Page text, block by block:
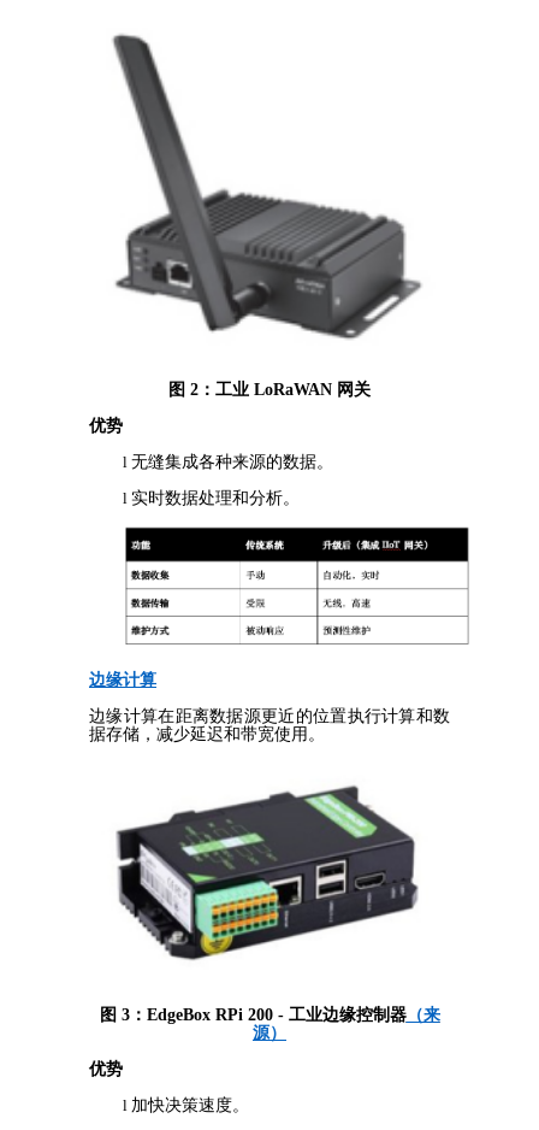
图 2：工业 LoRaWAN 网关
优势
l 无缝集成各种来源的数据。
l 实时数据处理和分析。
边缘计算
边缘计算在距离数据源更近的位置执行计算和数
据存储，减少延迟和带宽使用。
图 3：EdgeBox RPi 200 - 工业边缘控制器（来
源）
优势
l 加快决策速度。